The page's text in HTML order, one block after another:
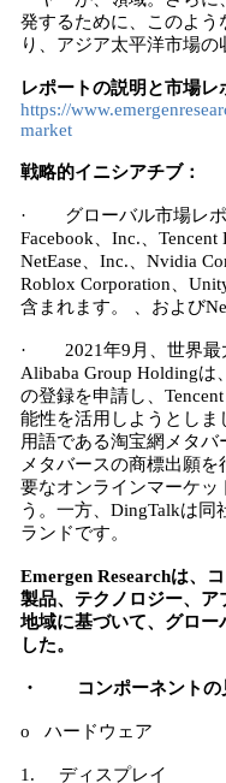
発するために、このよう
り、アジア太平洋市場の
レポートの説明と市場
https://
market
戦略的イニシアチブ：
· グローバル市場レポ
Facebook、Inc.、Tencent
NetEase、Inc.、Nvidia
Roblox Corporation、
含まれます。 、および
· 2021年9月、世界最
Alibaba Group Holding
の登録を申請し、
能性を活用しようとし
用語である淘宝網メタ
メタバースの商標出願
要なオンラインマーケッ
う。一方、DingTalkは
ランドです。
Emergen Researchは、
製品、テクノロジー、
地域に基づいて、グロー
した。
・ コンポーネントの
o ハードウェア
1. ディスプレイ